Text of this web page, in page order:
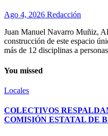
Ago 4, 2026 Redacción
Juan Manuel Navarro Muñiz,
construcción de este espacio
más de 12 disciplinas a
You missed
Locales
COLECTIVOS
COMISIÓN ESTATAL DE